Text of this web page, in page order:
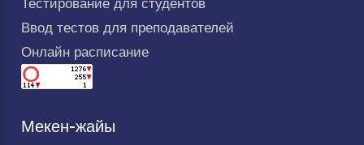
Ввод тестов для преподавателей
Онлайн расписание
Мекен-жайы